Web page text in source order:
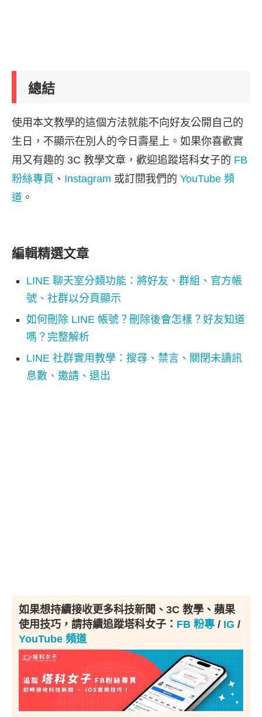
總結
使用本文教學的這個方法就能不向好友公開自己的
生日，不顯示在別人的今日壽星上。如果你喜歡實
用又有趣的 3C 教學文章，歡迎追蹤塔科女子的 FB
粉絲專頁 、 Instagram 或訂閱我們的 YouTube 頻
道 。
編輯精選文章
LINE 聊天室分類功能：將好友、群組、官方帳
號、社群以分頁顯示
如何刪除 LINE 帳號？刪除後會怎樣？好友知道
嗎？完整解析
LINE 社群實用教學：搜尋、禁言、關閉未讀訊
息數、邀請、退出
如果想持續接收更多科技新聞、3C 教學、蘋果
使用技巧，請持續追蹤塔科女子： FB 粉專 / IG /
YouTube 頻道